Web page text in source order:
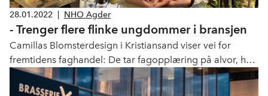
28.01.2022 NHO Agder
- Trenger flere flinke ungdommer i bransjen
Camillas Blomsterdesign i Kristiansand viser vei for
fremtidens faghandel: De tar fagopplæring på alvor, har
et godt partssamarbeid i bedriften og beviser at faglig
kvalitet er avgjørende for suksess. Derfor er de valgt som